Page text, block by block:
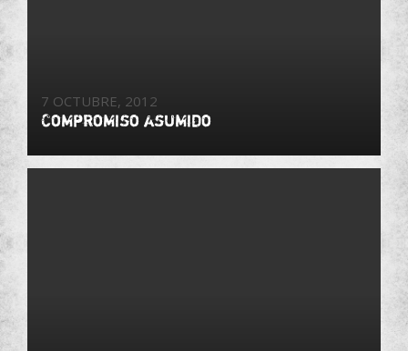
7 OCTUBRE, 2012
Compromiso asumido